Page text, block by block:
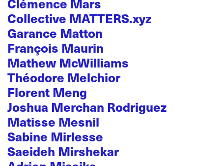
Collective MATTERS.xyz
Garance Matton
François Maurin
Mathew McWilliams
Théodore Melchior
Florent Meng
Joshua Merchan Rodriguez
Matisse Mesnil
Sabine Mirlesse
Saeideh Mirshekar